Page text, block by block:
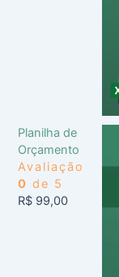
Planilha de
Orçamento
Avaliação
0 de 5
R$ 99,00